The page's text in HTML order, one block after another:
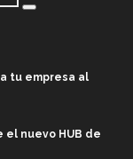
tu empresa al
el nuevo HUB de